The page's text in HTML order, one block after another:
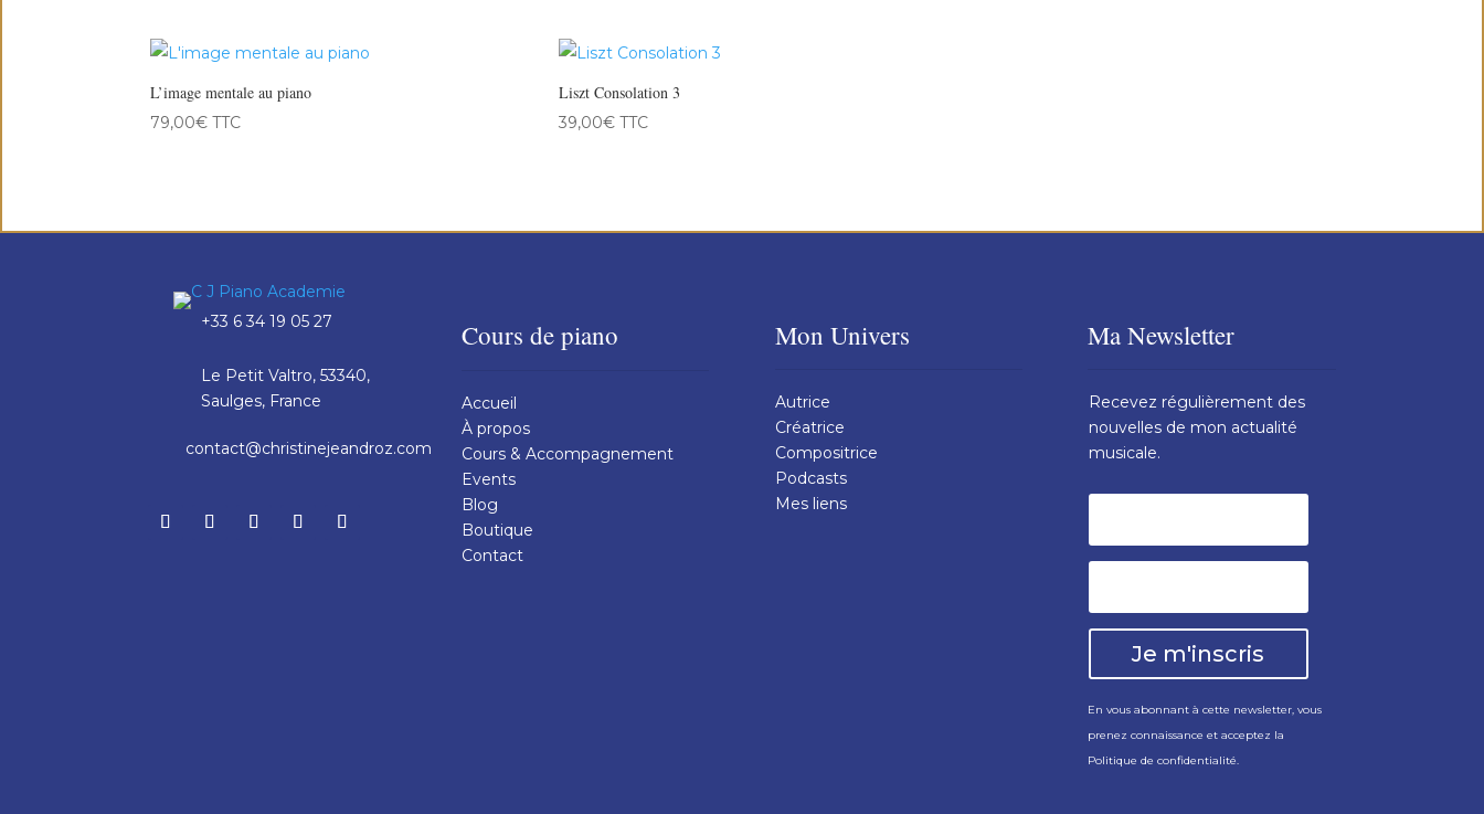
L’image mentale au piano
79,00€ TTC
Liszt Consolation 3
39,00€ TTC
+33 6 34 19 05 27
Le Petit Valtro, 53340,
Saulges, France
contact@christinejeandroz.com
Cours de piano
Accueil
À propos
Cours & Accompagnement
Events
Blog
Boutique
Contact
Mon Univers
Autrice
Créatrice
Compositrice
Podcasts
Mes liens
Ma Newsletter
Recevez régulièrement des
nouvelles de mon actualité
musicale.
Je m'inscris
En vous abonnant à cette newsletter, vous
prenez connaissance et acceptez la
Politique de confidentialité